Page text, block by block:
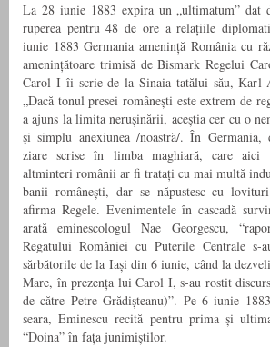
La 28 iunie 1883 expira un „ultimatum” dat
ruperea pentru 48 de ore a relațiile
iunie 1883 Germania amenință România cu
amenințătoare trimisă de Bismark Regelui
Carol I îi scrie de la Sinaia tatălui său, Karl
„Dacă tonul presei românești este extrem de
a ajuns la limita nerușinării, aceștia cer cu o
și simplu anexiunea /noastră/. În
ziare scrise în limba maghiară, care aici
altminteri românii ar fi tratați cu mai multă
banii românești, dar se năpustesc cu
afirma Regele. Evenimentele în cascadă
arată eminescologul Nae Georgescu,
Regatului României cu Puterile Centrale s-
sărbătorile de la Iași din 6 iunie, când la
Mare, în prezența lui Carol I, s-au rostit
de către Petre Grădișteanu)”. Pe 6 iunie
seara, Eminescu recită pentru prima și
“Doina” în fața junimiștilor.